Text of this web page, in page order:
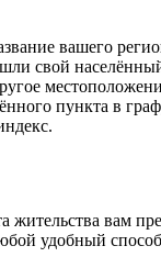
вашего
свой
пункта в
жительства вам
удобный